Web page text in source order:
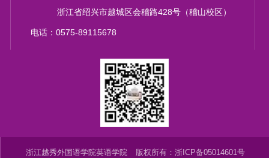
浙江省绍兴市越城区会稽路428号（稽山校区）
电话：0575-89115678
浙江越秀外国语学院英语学院 版权所有：浙ICP备05014601号